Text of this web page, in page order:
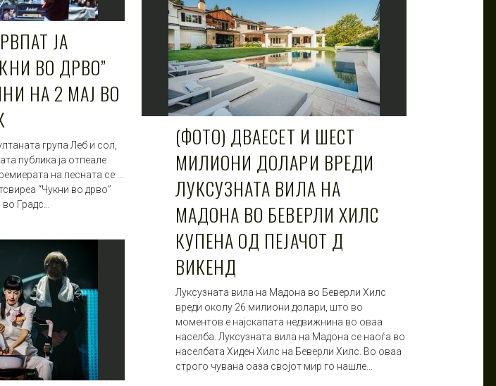
ЈА
ВО ДРВО”
НА 2 МАЈ ВО
група Леб и сол,
публика ја отпеале
на песната се …
“Чукни во дрво”
Градс…
(ФОТО) ДВАЕСЕТ И ШЕСТ
МИЛИОНИ ДОЛАРИ ВРЕДИ
ЛУКСУЗНАТА ВИЛА НА
МАДОНА ВО БЕВЕРЛИ ХИЛС
КУПЕНА ОД ПЕЈАЧОТ Д
ВИКЕНД
Луксузната вила на Мадона во Беверли Хилс
вреди околу 26 милиони долари, што во
моментов е најскапата недвижнина во оваа
населба. Луксузната вила на Мадона се наоѓа во
населбата Хиден Хилс на Беверли Хилс. Во оваа
строго чувана оаза својот мир го нашле…